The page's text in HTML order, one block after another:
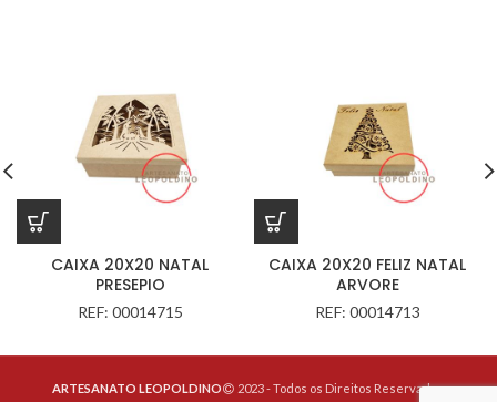
CAIXA 20X20 NATAL
PRESEPIO
REF: 00014715
CAIXA 20X20 FELIZ NATAL
ARVORE
REF: 00014713
ARTESANATO LEOPOLDINO 2023 - Todos os Direitos Reservados.